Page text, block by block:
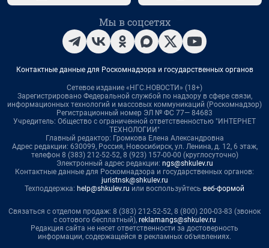
Мы в соцсетях
Контактные данные для Роскомнадзора и государственных органов
Сетевое издание «НГС.НОВОСТИ» (18+)
Зарегистрировано Федеральной службой по надзору в сфере связи,
информационных технологий и массовых коммуникаций (Роскомнадзор)
Регистрационный номер ЭЛ № ФС 77— 84683
Учредитель: Общество с ограниченной ответственностью "ИНТЕРНЕТ
ТЕХНОЛОГИИ"
Главный редактор: Громкова Елена Александровна
Адрес редакции: 630099, Россия, Новосибирск, ул. Ленина, д. 12, 6 этаж,
телефон 8 (383) 212-52-52, 8 (923) 157-00-00 (круглосуточно)
Электронный адрес редакции: ngs@shkulev.ru
Контактные данные для Роскомнадзора и государственных органов:
juristnsk@shkulev.ru
Техподдержка: help@shkulev.ru или воспользуйтесь веб-формой
Связаться с отделом продаж: 8 (383) 212-52-52, 8 (800) 200-03-83 (звонок
с сотового бесплатный), reklamangs@shkulev.ru
Редакция сайта не несет ответственности за достоверность
информации, содержащейся в рекламных объявлениях.